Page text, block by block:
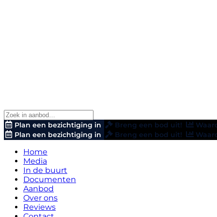
Plan een bezichtiging in Breng een bod uit!
Plan een bezichtiging in
Breng een bod uit!
Home
Media
In de buurt
Documenten
Aanbod
Over ons
Reviews